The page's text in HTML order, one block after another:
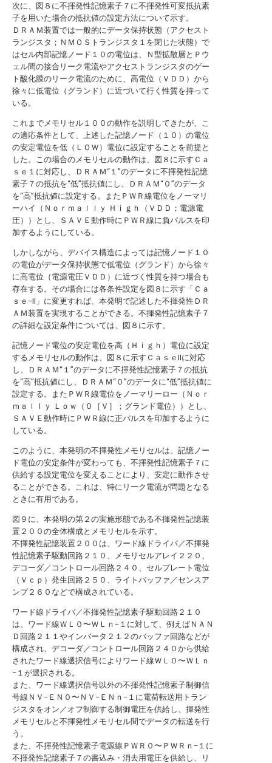
次に、図８に不揮発性記憶素子７に不揮発性可変抵抗素
子を用いた場合の抵抗値の設定方法について示す。
ＤＲＡＭ装置では一般的にデータ保持状態（アクセスト
ランジスタ；ＮＭＯＳトランジスタ１を閉じた状態）で
はセル内部記憶ノード１０の電位は、Ｎ型拡散層とＰウ
ェル間の接合リーク電流やアクセストランジスタのゲー
ト酸化膜のリーク電流のために、高電位（ＶＤＤ）から
徐々に低電位（グランド）に近づいて行く性質を持って
いる。
これまでメモリセル１００の動作を説明してきたが、こ
の適応条件として、上述した記憶ノード（１０）の電位
の安定電位を低（ＬＯＷ）電位に設定することを前提と
した。この場合のメモリセルの動作は、図８に示すＣａ
ｓｅ１に対応し、ＤＲＡＭ“１”のデータに不揮発性記憶
素子７の抵抗を“低”抵抗値にし、ＤＲＡＭ“０”のデータ
を“高”抵抗値に設定する。またＰＷＲ線電位をノーマリ
ーハイ（Ｎｏｒｍａｌｌｙ Ｈｉｇｈ（ＶＤＤ；電源電
圧））とし、ＳＡＶＥ動作時にＰＷＲ線に負パルスを印
加するようにしている。
しかしながら、デバイス構造によっては記憶ノード１０
の電位がデータ保持状態で低電位（グランド）から徐々
に高電位（電源電圧ＶＤＤ）に近づく性質を持つ場合も
存在する。その場合には各条件設定を図８に示す「Ｃａ
ｓｅ−II」に変更すれば、本発明で記述した不揮発性ＤＲ
ＡＭ装置を実現することができる。不揮発性記憶素子７
の詳細な設定条件については、図８に示す。
記憶ノード電位の安定電位を高（Ｈｉｇｈ）電位に設定
するメモリセルの動作は、図８に示すＣａｓｅIIに対応
し、ＤＲＡＭ“１”のデータに不揮発性記憶素子７の抵抗
を“高”抵抗値にし、ＤＲＡＭ“０”のデータに“低”抵抗値に
設定する。またＰＷＲ線電位をノーマリーロー（Ｎｏｒ
ｍａｌｌｙ Ｌｏｗ（０［Ｖ］；グランド電位））とし、
ＳＡＶＥ動作時にＰＷＲ線に正パルスを印加するように
している。
このように、本発明の不揮発性メモリセルは、記憶ノー
ド電位の安定条件が変わっても、不揮発性記憶素子７に
供給する設定電位を変えることにより、安定に動作させ
ることができる。これは、特にリーク電流が問題となる
ときに有用である。
図９に、本発明の第２の実施形態である不揮発性記憶装
置２００の全体構成とメモリセルを示す。
不揮発性記憶装置２００は、ワード線ドライバ／不揮発
性記憶素子駆動回路２１０、メモリセルアレイ２２０、
デコーダ／コントロール回路２４０、セルプレート電位
（Ｖｃｐ）発生回路２５０、ライトバッファ／センスア
ンプ２６０などで構成されている。
ワード線ドライバ／不揮発性記憶素子駆動回路２１０
は、ワード線ＷＬ０〜ＷＬｎ−１に対して、例えばＮＡＮ
Ｄ回路２１１やインバータ２１２のバッファ回路などが
構成され、デコーダ／コントロール回路２４０から供給
されたワード線選択信号によりワード線ＷＬ０〜ＷＬｎ
−１が選択される。
また、ワード線選択信号以外の不揮発性記憶素子制御信
号線ＮＶ−ＥＮ０〜ＮＶ−ＥＮｎ−１に電荷転送用トラン
ジスタをオン／オフ制御する制御電圧を供給し、揮発性
メモリセルと不揮発性メモリセル間でデータの転送を行
う。
また、不揮発性記憶素子電源線ＰＷＲ０〜ＰＷＲｎ−１に
不揮発性記憶素子７の書込み・消去用電圧を供給し、リ